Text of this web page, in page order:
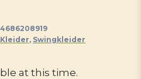
, Swingkleider
at this time.